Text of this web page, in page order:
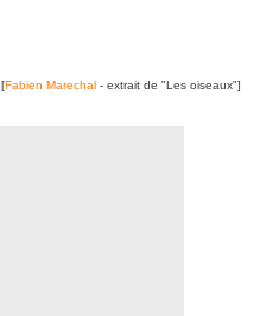
[Fabien Marechal - extrait de "Les oiseaux"]